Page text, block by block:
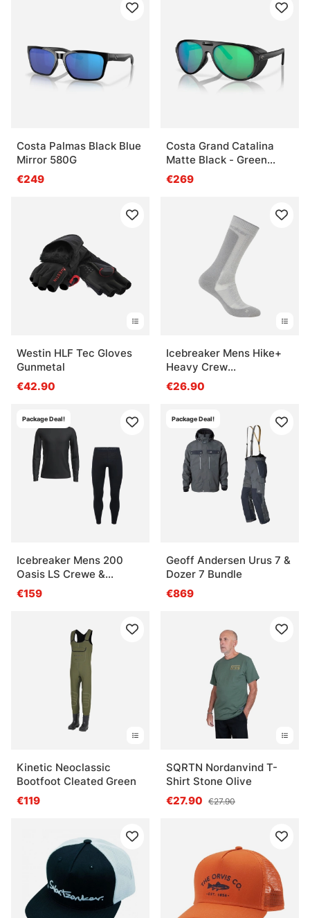
Costa Palmas Black Blue
Mirror 580G
€249
Costa Grand Catalina
Matte Black - Green
Mirror 580G
€269
Westin HLF Tec Gloves
Gunmetal
€42.90
Icebreaker Mens Hike+
Heavy Crew
Black/Obsidian
€26.90
Package Deal!
Icebreaker Mens 200
Oasis LS Crewe &
Leggings Black
€159
Package Deal!
Geoff Andersen Urus 7 &
Dozer 7 Bundle
€869
Kinetic Neoclassic
Bootfoot Cleated Green
€119
SQRTN Nordanvind T-
Shirt Stone Olive
€27.90 €27.90